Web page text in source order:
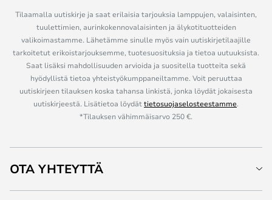
Tilaamalla uutiskirje ja saat erilaisia tarjouksia lamppujen, valaisinten,
tuulettimien, aurinkokennovalaisinten ja älykotituotteiden
valikoimastamme. Lähetämme sinulle myös vain uutiskirjetilaajille
tarkoitetut erikoistarjouksemme, tuotesuosituksia ja tietoa uutuuksista.
Saat lisäksi mahdollisuuden arvioida ja suositella tuotteita sekä
hyödyllistä tietoa yhteistyökumppaneiltamme. Voit peruuttaa
uutiskirjeen tilauksen koska tahansa linkistä, jonka löydät jokaisesta
uutiskirjeestä. Lisätietoa löydättietosuojaselosteestamme.
*Tilauksen vähimmäisarvo 250 €.
OTA YHTEYTTÄ